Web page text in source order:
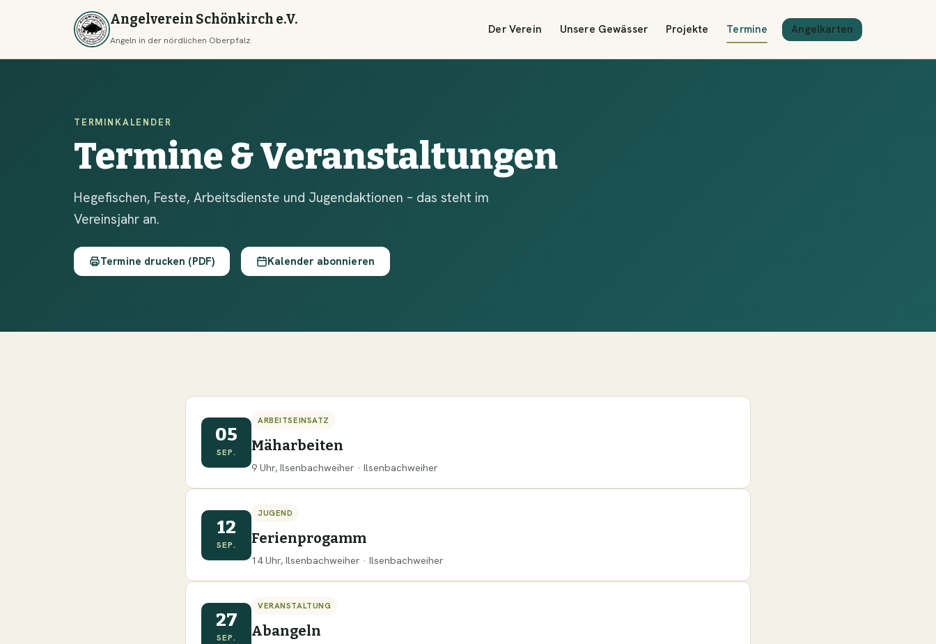
Angelverein Schönkirch e.V.
Angeln in der nördlichen Oberpfalz
Der Verein Unsere Gewässer Projekte Termine Angelkarten
TERMINKALENDER
Termine & Veranstaltungen
Hegefischen, Feste, Arbeitsdienste und Jugendaktionen – das steht im
Vereinsjahr an.
Termine drucken (PDF) Kalender abonnieren
05
SEP.
ARBEITSEINSATZ
Mäharbeiten
9 Uhr, Ilsenbachweiher · Ilsenbachweiher
12
SEP.
JUGEND
Ferienprogamm
14 Uhr, Ilsenbachweiher · Ilsenbachweiher
27
SEP.
VERANSTALTUNG
Abangeln